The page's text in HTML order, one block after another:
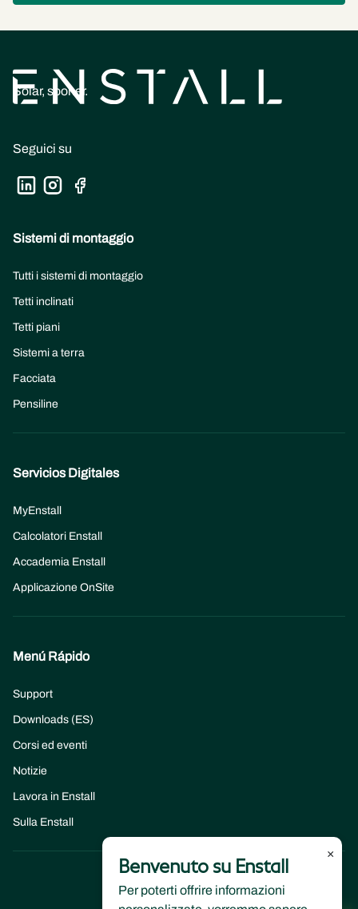
Solar, sooner.
Seguici su
Sistemi di montaggio
Tutti i sistemi di montaggio
Tetti inclinati
Tetti piani
Sistemi a terra
Facciata
Pensiline
Servicios Digitales
MyEnstall
Calcolatori Enstall
Accademia Enstall
Applicazione OnSite
Menú Rápido
Support
Downloads (ES)
Corsi ed eventi
Notizie
Lavora in Enstall
Sulla Enstall
×
Benvenuto su Enstall
Per poterti offrire informazioni